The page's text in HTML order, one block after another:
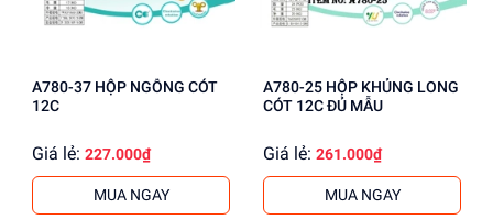
A780-37 HỘP NGỖNG CÓT
12C
Giá lẻ: 227.000₫
MUA NGAY
A780-25 HỘP KHỦNG LONG
CÓT 12C ĐỦ MẪU
Giá lẻ: 261.000₫
MUA NGAY